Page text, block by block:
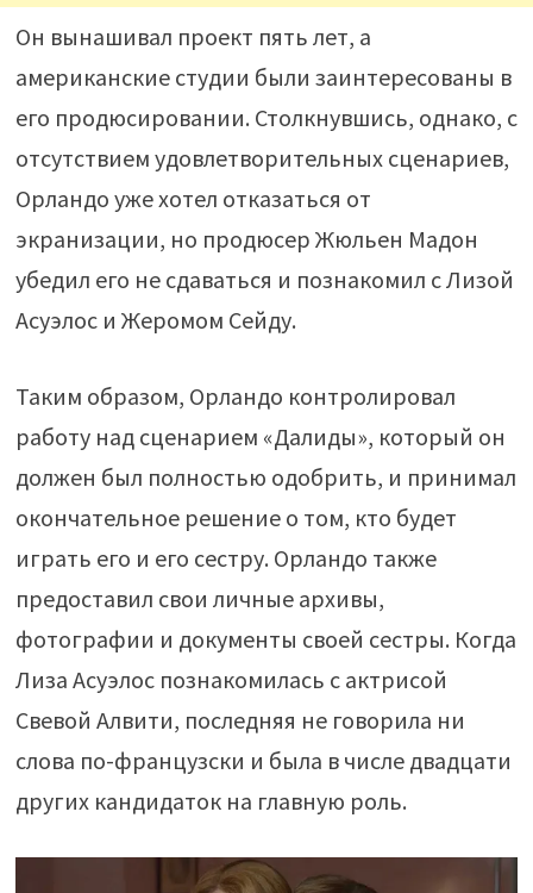
Он вынашивал проект пять лет, а
американские студии были заинтересованы в
его продюсировании. Столкнувшись, однако, с
отсутствием удовлетворительных сценариев,
Орландо уже хотел отказаться от
экранизации, но продюсер Жюльен Мадон
убедил его не сдаваться и познакомил с Лизой
Асуэлос и Жеромом Сейду.
Таким образом, Орландо контролировал
работу над сценарием «Далиды», который он
должен был полностью одобрить, и принимал
окончательное решение о том, кто будет
играть его и его сестру. Орландо также
предоставил свои личные архивы,
фотографии и документы своей сестры. Когда
Лиза Асуэлос познакомилась с актрисой
Свевой Алвити, последняя не говорила ни
слова по-французски и была в числе двадцати
других кандидаток на главную роль.